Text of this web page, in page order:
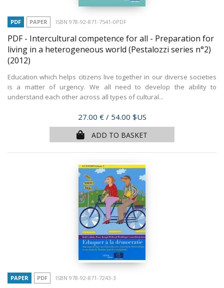
PDF PAPER ISBN 978-92-871-7541-0PDF
PDF - Intercultural competence for all - Preparation for
living in a heterogeneous world (Pestalozzi series n°2)
(2012)
Education which helps citizens live together in our diverse societies
is a matter of urgency. We all need to develop the ability to
understand each other across all types of cultural...
Price
27.00 € / 54.00 $US
ADD TO BASKET
PAPER PDF ISBN 978-92-871-7243-3